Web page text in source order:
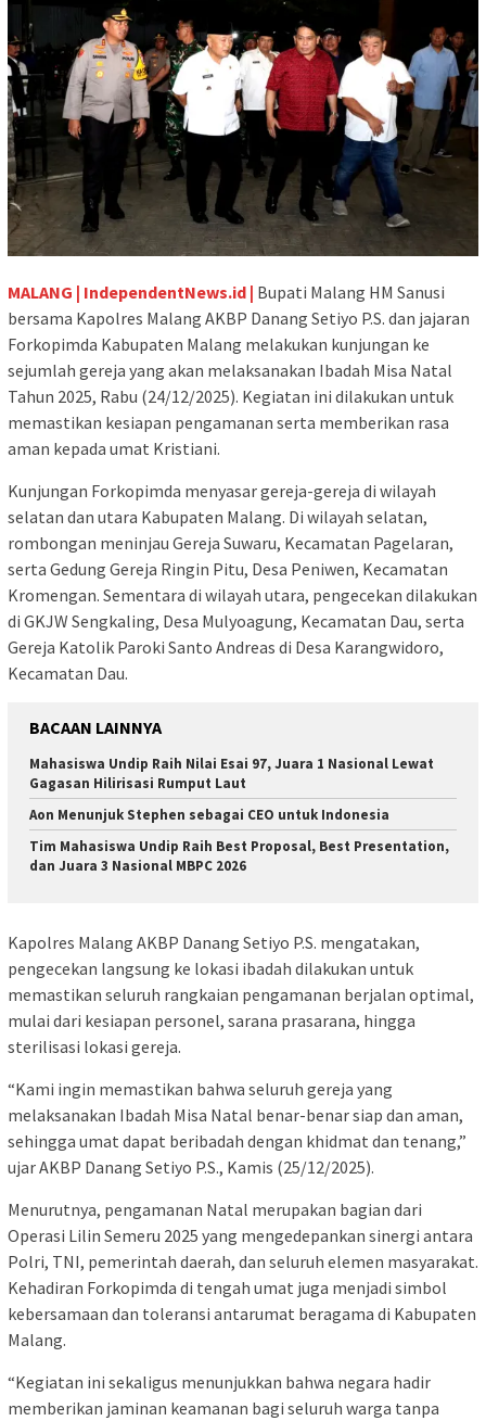
MALANG | IndependentNews.id | Bupati Malang HM Sanusi
bersama Kapolres Malang AKBP Danang Setiyo P.S. dan jajaran
Forkopimda Kabupaten Malang melakukan kunjungan ke
sejumlah gereja yang akan melaksanakan Ibadah Misa Natal
Tahun 2025, Rabu (24/12/2025). Kegiatan ini dilakukan untuk
memastikan kesiapan pengamanan serta memberikan rasa
aman kepada umat Kristiani.
Kunjungan Forkopimda menyasar gereja-gereja di wilayah
selatan dan utara Kabupaten Malang. Di wilayah selatan,
rombongan meninjau Gereja Suwaru, Kecamatan Pagelaran,
serta Gedung Gereja Ringin Pitu, Desa Peniwen, Kecamatan
Kromengan. Sementara di wilayah utara, pengecekan dilakukan
di GKJW Sengkaling, Desa Mulyoagung, Kecamatan Dau, serta
Gereja Katolik Paroki Santo Andreas di Desa Karangwidoro,
Kecamatan Dau.
BACAAN LAINNYA
Mahasiswa Undip Raih Nilai Esai 97, Juara 1 Nasional Lewat
Gagasan Hilirisasi Rumput Laut
Aon Menunjuk Stephen sebagai CEO untuk Indonesia
Tim Mahasiswa Undip Raih Best Proposal, Best Presentation,
dan Juara 3 Nasional MBPC 2026
Kapolres Malang AKBP Danang Setiyo P.S. mengatakan,
pengecekan langsung ke lokasi ibadah dilakukan untuk
memastikan seluruh rangkaian pengamanan berjalan optimal,
mulai dari kesiapan personel, sarana prasarana, hingga
sterilisasi lokasi gereja.
“Kami ingin memastikan bahwa seluruh gereja yang
melaksanakan Ibadah Misa Natal benar-benar siap dan aman,
sehingga umat dapat beribadah dengan khidmat dan tenang,”
ujar AKBP Danang Setiyo P.S., Kamis (25/12/2025).
Menurutnya, pengamanan Natal merupakan bagian dari
Operasi Lilin Semeru 2025 yang mengedepankan sinergi antara
Polri, TNI, pemerintah daerah, dan seluruh elemen masyarakat.
Kehadiran Forkopimda di tengah umat juga menjadi simbol
kebersamaan dan toleransi antarumat beragama di Kabupaten
Malang.
“Kegiatan ini sekaligus menunjukkan bahwa negara hadir
memberikan jaminan keamanan bagi seluruh warga tanpa